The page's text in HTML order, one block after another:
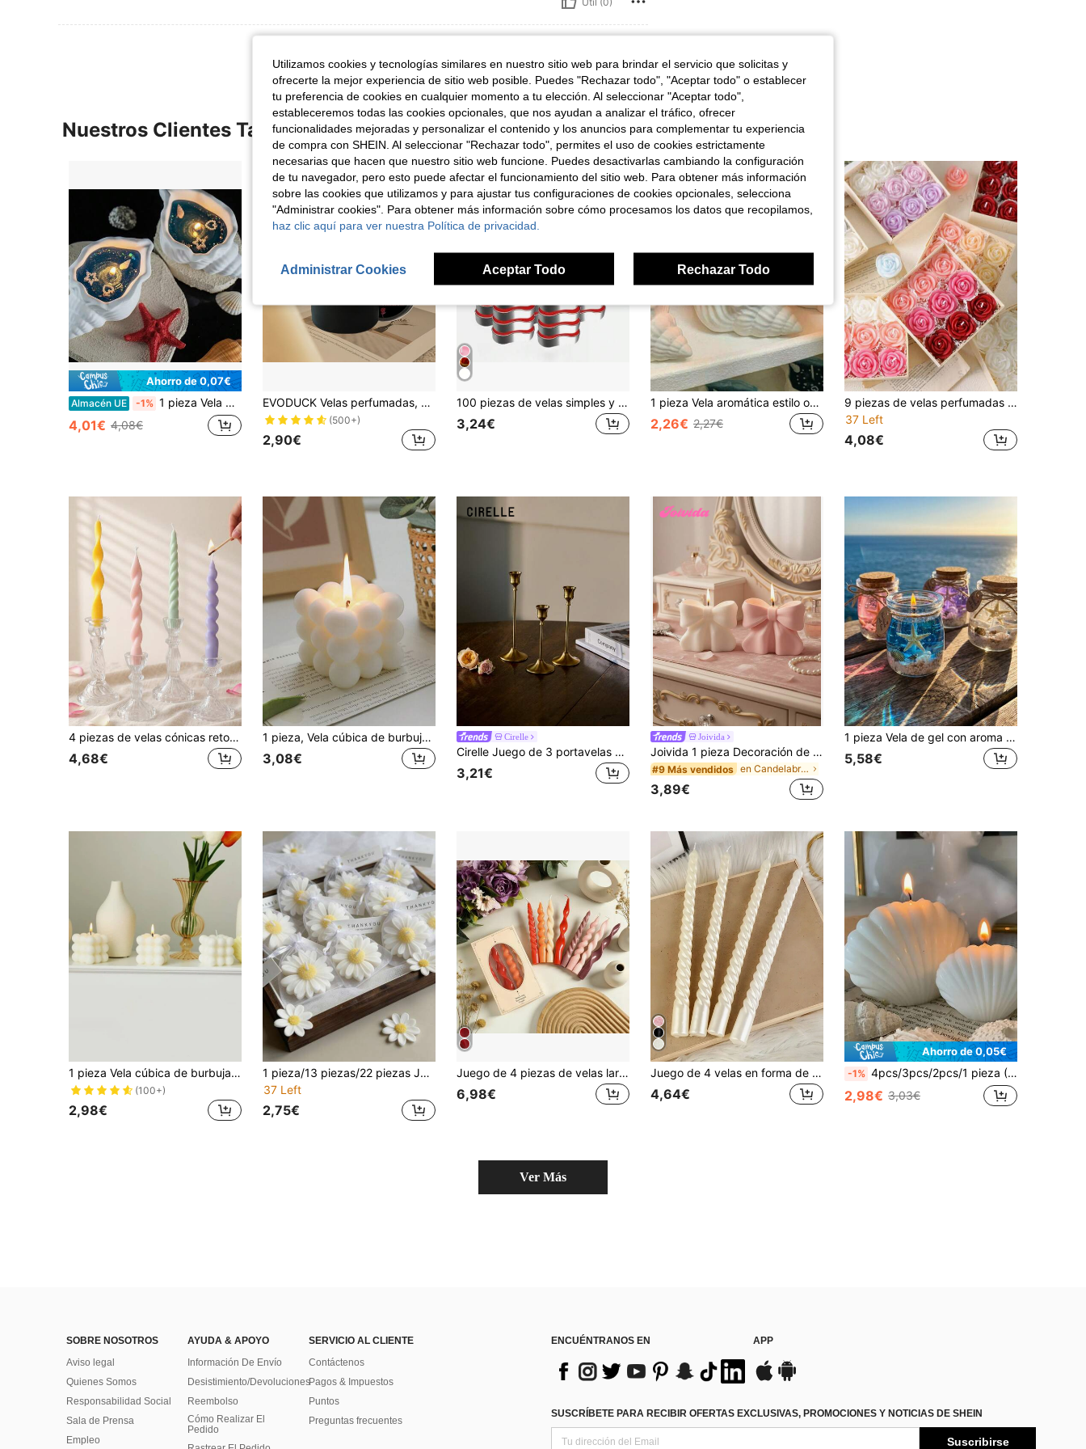
Nuestros Clientes También Vieron
Ahorro de 0,07€
Almacén UE -1% 1 pieza Vela perfumada con forma de concha marina, decoración de fragancia para el hogar y dormitorio, aroma de atmósfera creativa, vela de cera de soja hecha a mano, vela con forma de concha marina y estrella de mar, vela de aromaterapia, fragancia desodorizante para el hogar
4,01€ 4,08€
EVODUCK Velas perfumadas, vela de aceite esencial de masaje en caja de hierro, vela de aceite corporal de loción de coco geotérmico, adecuada para dormitorio y baño, regalo perfecto para familia y amigos, vela de aromaterapia en lata, adecuada para viajes, cumpleaños, Día de San Valentín o Día de la Madre
(500+)
2,90€
100 piezas de velas simples y compactas, apropiadas para uso diario, ocio, fiestas y reuniones, en colores blanco, rosa y rojo, con tiempos de quemado de 2, 3 y 4 horas, para decoración de mesas de boda y cena, velas románticas
3,24€
1 pieza Vela aromática estilo océano con concha de caracol, vela aromática de gel, decorada con conchas y estrellas de mar, como nadar en el océano cuando se enciende, decoración del hogar, decoración interior/exterior, decoración de boda, decoración de cita de pareja, perfumada con lavanda/jazmín/oolong/durazno/flor de granada/albahaca/vainilla/cítricos, regalo perfecto para cumpleaños, Navidad, Año Nuevo, Halloween, Día de San Valentín, temporada de bodas, festival de música, cita de pareja, vacaciones de verano, graduación, regreso a la escuela
2,26€ 2,27€
9 piezas de velas perfumadas con forma de rosa y velas 3D de peonía, adecuadas para decoración del hogar, reuniones de fiesta, decoración de mesa, regalo festivo, cena, banquete/fiesta, relajación/meditación, iluminación ambiental, regalo para mujeres, recuerdo de boda
37 Left
4,08€
4 piezas de velas cónicas retorcidas en espiral de color macaron, decoración del hogar estilo nórdico INS, decoración de centro de mesa para bodas, adecuadas para cumpleaños, inauguración de casa, Acción de Gracias, regalos de Navidad para ella, cera de soja de larga duración, luz de atmósfera romántica para cena y relajación en el SPA
4,68€
1 pieza, Vela cúbica de burbujas creativa, Vela de cera de soja con aroma, Decoración minimalista y estética, Vela decorativa de aromaterapia para el hogar, Decoraciones para el dormitorio, Decoraciones navideñas, Centro de mesa para bodas, Regalo de cumpleaños, Regalo del Día de San Valentín.
3,08€
Cirelle
Cirelle Juego de 3 portavelas metálicos en dorado/negro con forma cónica, decorativos estilo vintage moderno para chimenea, boda, fiesta, regalo de inauguración de casa, cumpleaños, graduación, decoración de mesa Rama, regalo del Día de la Madre, uso en fiestas, comedor familiar, suministros de restaurantes de alta gama, decoración de bodas
3,21€
Joivida
Joivida 1 pieza Decoración de vela con lazo, Diseño de regalo con lazo - Regalo de vacaciones Ambientador interior de fragancia fresca y duradera, Regalo para amante, Otoño, Navidad, Invierno, Regalo de vacaciones
#9 Más vendidos en Candelabros para la temporada de bodas Velas y
3,89€
1 pieza Vela de gel con aroma a océano en frasco de vidrio, con estrellas de mar reales, conchas y arena, vela de fragancia hecha a mano, decoración de playa para el hogar, regalo para estudiantes y fiestas
5,58€
1 pieza Vela cúbica de burbujas, Vela perfumada, Hermosa vela de cera de soja, Vela aromática para el hogar, Vela decorativa de aromaterapia, Decoración de habitación linda, Decoración de dormitorio, Centro de mesa para bodas, Decoración de dormitorio, Regalo para el Día de San Valentín y cumpleaños
(100+)
2,98€
1 pieza/13 piezas/22 piezas Juego de velas con forma de margarita, cesta de recuerdos de boda, decoración de despedida de soltera, vela de cera de soja perfumada, fragancia para el hogar, centro de mesa floral minimalista, regalo creativo, regalo festivo, vela perfumada, recuerdo de fiesta
37 Left
2,75€
Juego de 4 piezas de velas largas de núcleo cónico espiral francés, adecuadas para restaurante, hotel, sala de estar, dormitorio, juego de cena romántica, decoración de boda, velas de fiesta y decoración del hogar, velas de cena sin humo y sin olor
6,98€
Juego de 4 velas en forma de taper blancas de 10 pulgadas (2.0*25cm), velas en taper reales sin goteo, velas en barra de combustión limpia de 8 horas, velas elegantes para cena, velas para bodas
4,64€
Ahorro de 0,05€
-1% 4pcs/3pcs/2pcs/1 pieza (Grande/Pequeño), Vela aromática con forma de concha de perla falsa, Apariencia blanca + Textura delicada, Ornamento de vela, Decoración del hogar, Vela linda, Temporada de bodas, Regalo para mujeres, Decoración de escritorio de oficina y habitación
2,98€ 3,03€
Ver Más
SOBRE NOSOTROS
Aviso legal
Quienes Somos
Responsabilidad Social
Sala de Prensa
Empleo
AYUDA & APOYO
Información De Envío
Desistimiento/Devoluciones
Reembolso
Cómo Realizar El
Pedido
SERVICIO AL CLIENTE
Contáctenos
Pagos & Impuestos
Puntos
Preguntas frecuentes
ENCUÉNTRANOS EN APP
SUSCRÍBETE PARA RECIBIR OFERTAS EXCLUSIVAS, PROMOCIONES Y NOTICIAS DE SHEIN
Suscribirse
Utilizamos cookies y tecnologías similares en nuestro sitio web para brindar el servicio que solicitas y
ofrecerte la mejor experiencia de sitio web posible. Puedes "Rechazar todo", "Aceptar todo" o establecer
tu preferencia de cookies en cualquier momento a tu elección. Al seleccionar "Aceptar todo",
estableceremos todas las cookies opcionales, que nos ayudan a analizar el tráfico, ofrecer
funcionalidades mejoradas y personalizar el contenido y los anuncios para complementar tu experiencia
de compra con SHEIN. Al seleccionar "Rechazar todo", permites el uso de cookies estrictamente
necesarias que hacen que nuestro sitio web funcione. Puedes desactivarlas cambiando la configuración
de tu navegador, pero esto puede afectar el funcionamiento del sitio web. Para obtener más información
sobre las cookies que utilizamos y para ajustar tus configuraciones de cookies opcionales, selecciona
"Administrar cookies". Para obtener más información sobre cómo procesamos los datos que recopilamos,
haz clic aquí para ver nuestra Política de privacidad.
Administrar Cookies Aceptar Todo Rechazar Todo